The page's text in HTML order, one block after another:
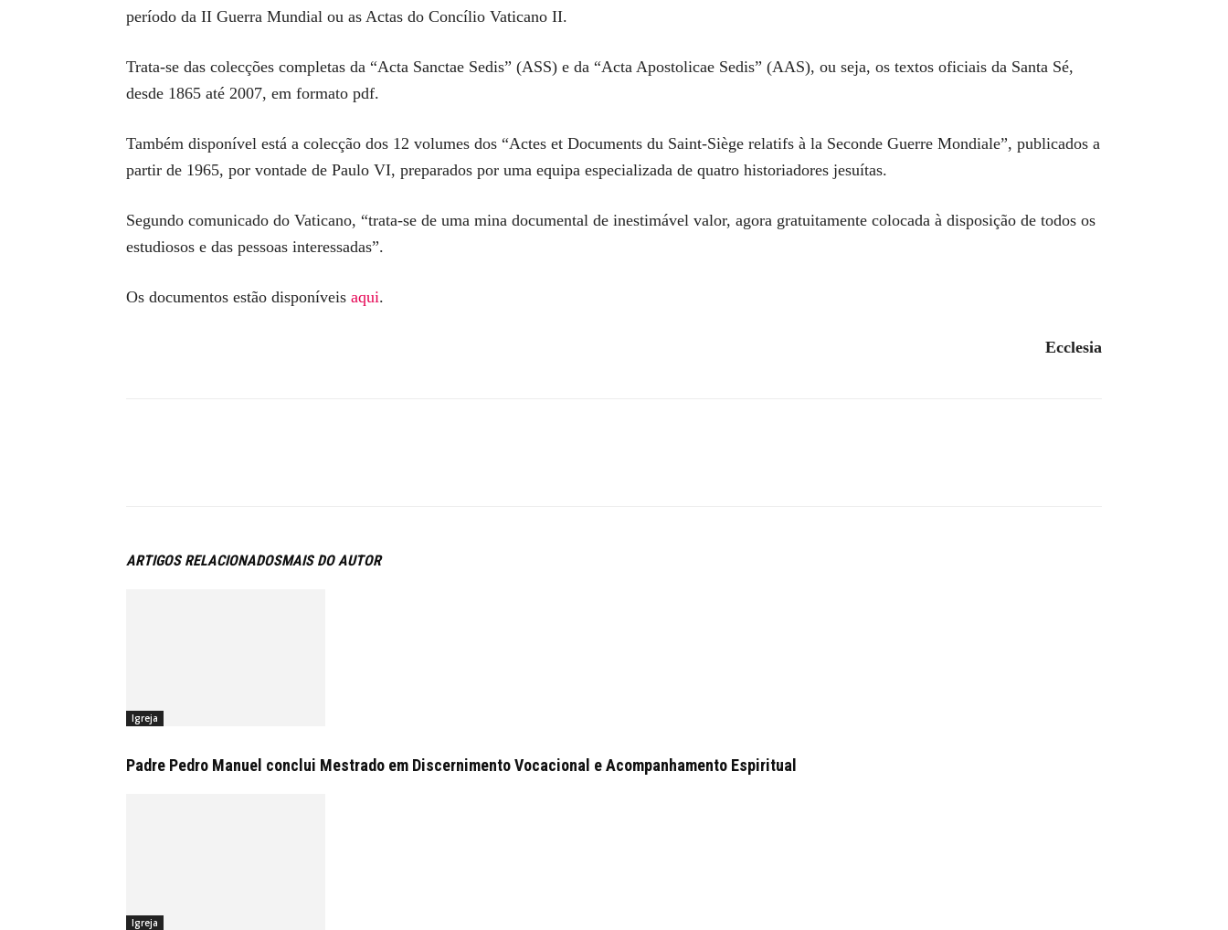
período da II Guerra Mundial ou as Actas do Concílio Vaticano II.
Trata-se das colecções completas da “Acta Sanctae Sedis” (ASS) e da “Acta Apostolicae Sedis” (AAS), ou seja, os textos oficiais da Santa Sé,
desde 1865 até 2007, em formato pdf.
Também disponível está a colecção dos 12 volumes dos “Actes et Documents du Saint-Siège relatifs à la Seconde Guerre Mondiale”, publicados a
partir de 1965, por vontade de Paulo VI, preparados por uma equipa especializada de quatro historiadores jesuítas.
Segundo comunicado do Vaticano, “trata-se de uma mina documental de inestimável valor, agora gratuitamente colocada à disposição de todos os
estudiosos e das pessoas interessadas”.
Os documentos estão disponíveis aqui.
Ecclesia
ARTIGOS RELACIONADOSMAIS DO AUTOR
Igreja
Padre Pedro Manuel conclui Mestrado em Discernimento Vocacional e Acompanhamento Espiritual
Igreja